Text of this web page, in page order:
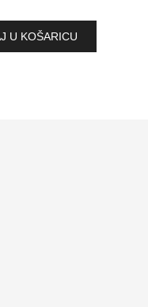
bila
je:
je:
0,30 €.
U KOŠARICU